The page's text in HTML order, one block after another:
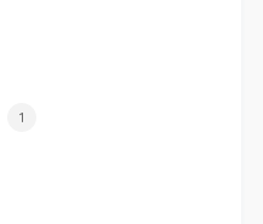
1